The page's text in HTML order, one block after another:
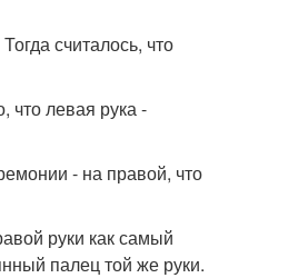
считалось, что
что левая рука -
- на правой, что
руки как самый
палец той же руки.